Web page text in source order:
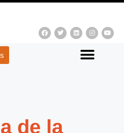
de la